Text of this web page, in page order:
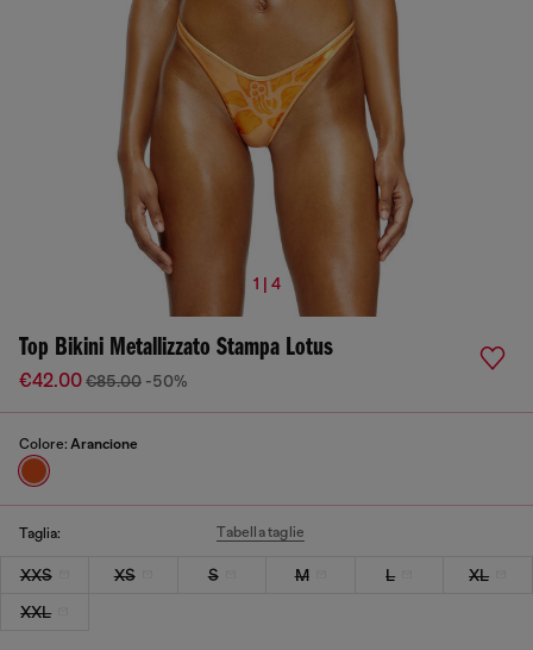
1 | 4
Top Bikini Metallizzato Stampa Lotus
€42.00€85.00 -50%
Colore: Arancione
Taglia: Tabella taglie
XXS XS S M L
XL
XXL